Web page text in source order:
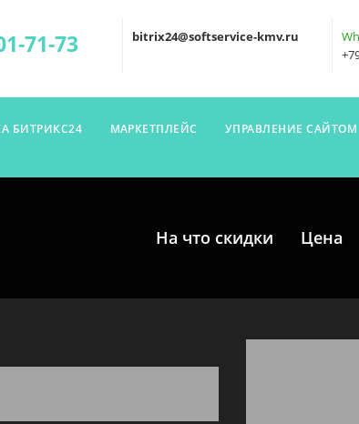
71-73 bitrix24@softservice-kmv.ru
БИТРИКС24 МАРКЕТПЛЕЙС УПРАВЛЕНИЕ САЙТОМ
На что скидки Цена